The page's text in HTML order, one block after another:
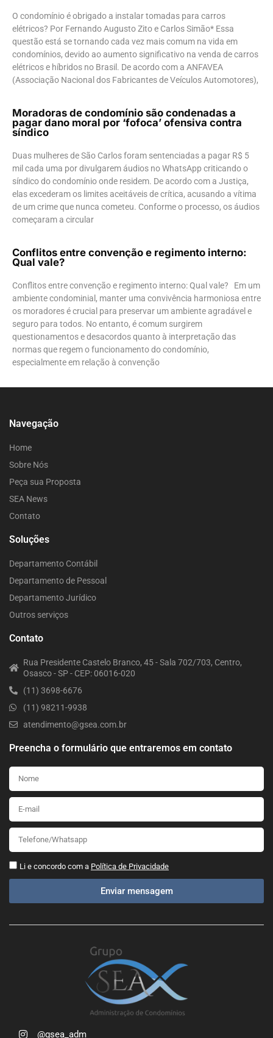
O condomínio é obrigado a instalar tomadas para carros
elétricos? Por Fernando Augusto Zito e Carlos Simão* Essa
questão está se tornando cada vez mais comum na vida em
condomínios, devido ao aumento significativo na venda de carros
elétricos e híbridos no Brasil. De acordo com a ANFAVEA
(Associação Nacional dos Fabricantes de Veículos Automotores),
Moradoras de condomínio são condenadas a
pagar dano moral por ‘fofoca’ ofensiva contra
síndico
Duas mulheres de São Carlos foram sentenciadas a pagar R$ 5
mil cada uma por divulgarem áudios no WhatsApp criticando o
síndico do condomínio onde residem. De acordo com a Justiça,
elas excederam os limites aceitáveis de crítica, acusando a vítima
de um crime que nunca cometeu. Conforme o processo, os áudios
começaram a circular
Conflitos entre convenção e regimento interno:
Qual vale?
Conflitos entre convenção e regimento interno: Qual vale? Em um
ambiente condominial, manter uma convivência harmoniosa entre
os moradores é crucial para preservar um ambiente agradável e
seguro para todos. No entanto, é comum surgirem
questionamentos e desacordos quanto à interpretação das
normas que regem o funcionamento do condomínio,
especialmente em relação à convenção
Navegação
Home
Sobre Nós
Peça sua Proposta
SEA News
Contato
Soluções
Departamento Contábil
Departamento de Pessoal
Departamento Jurídico
Outros serviços
Contato
Rua Presidente Castelo Branco, 45 - Sala 702/703, Centro,
Osasco - SP - CEP: 06016-020
(11) 3698-6676
(11) 98211-9938
atendimento@gsea.com.br
Preencha o formulário que entraremos em contato
Li e concordo com a Política de Privacidade
Enviar mensagem
@gsea_adm